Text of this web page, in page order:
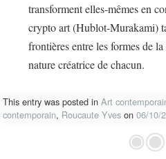
transforment elles-mêmes en
crypto art (Hublot-Murakami)
frontières entre les formes de
nature créatrice de chacun.
This entry was posted in Art
contemporain, Roucaute Yves on 06/10/